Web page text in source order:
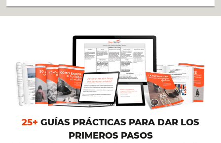
25+ GUÍAS PRÁCTICAS PARA DAR LOS
PRIMEROS PASOS